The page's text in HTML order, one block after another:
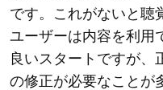
です。これがないと聴
ユーザーは内容を利用
良いスタートですが、
の修正が必要なことが